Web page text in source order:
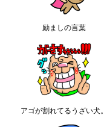
励ましの言葉
アゴが割れてるうざい犬。